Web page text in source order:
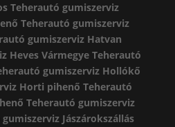
Teherautó gumiszerviz
Teherautó gumiszerviz
gumiszerviz Hatvan
Heves Vármegye Teherautó
gumiszerviz Hollókő
Horti pihenő Teherautó
Teherautó gumiszerviz
Jászárokszállás